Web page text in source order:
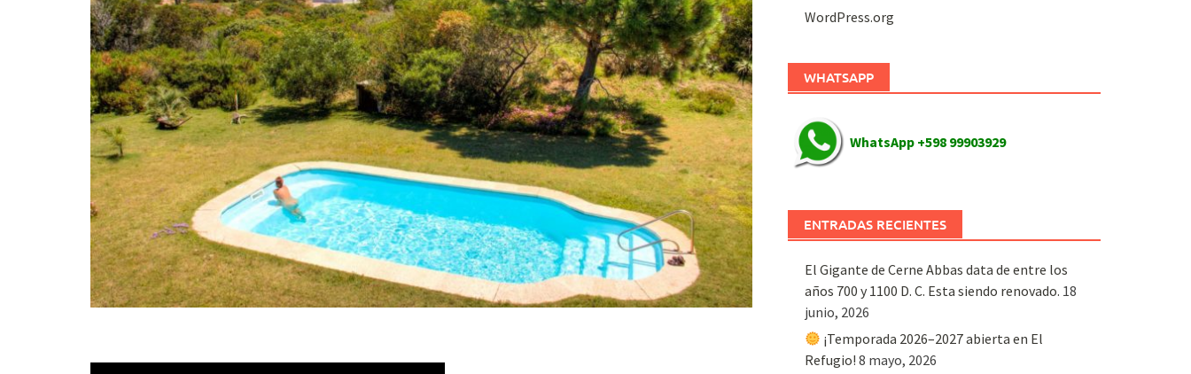
WordPress.org
WHATSAPP
WhatsApp +598 99903929
ENTRADAS RECIENTES
El Gigante de Cerne Abbas data de entre los
años 700 y 1100 D. C. Esta siendo renovado. 18
junio, 2026
¡Temporada 2026–2027 abierta en El
Refugio! 8 mayo, 2026